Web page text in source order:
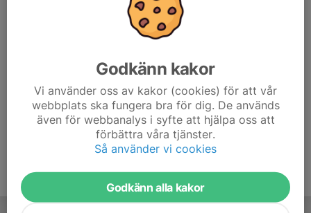
Godkänn kakor
Vi använder oss av kakor (cookies) för att vår
webbplats ska fungera bra för dig. De används
även för webbanalys i syfte att hjälpa oss att
förbättra våra tjänster.
Så använder vi cookies
Godkänn alla kakor